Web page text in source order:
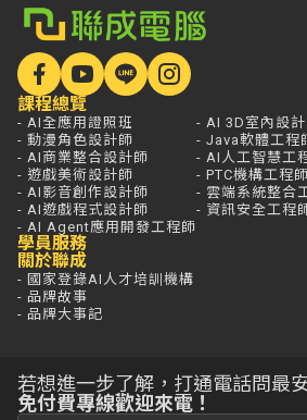
課程總覽
- AI全應用證照班
- 動漫角色設計師
- AI商業整合設計師
- 遊戲美術設計師
- AI影音創作設計師
- AI遊戲程式設計師
- AI Agent應用開發工程師
- AI 3D室內設計
- Java軟體工程
- AI人工智慧工
- PTC機構工程師
- 雲端系統整合
- 資訊安全工程
學員服務
關於聯成
- 國家登錄AI人才培訓機構
- 品牌故事
- 品牌大事記
若想進一步了解，打通電話問最
免付費專線歡迎來電！